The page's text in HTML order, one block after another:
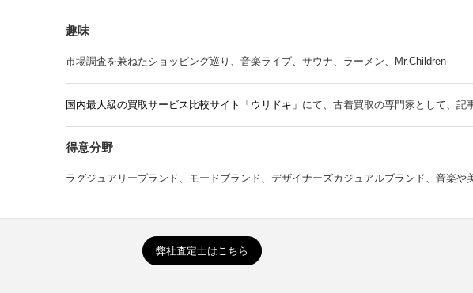
趣味
市場調査を兼ねたショッピング巡り、音楽ライブ、サウナ、ラーメン、Mr.Children
国内最大級の買取サービス比較サイト「ウリドキ」 にて、古着買取の専門家として、記
得意分野
ラグジュアリーブランド、モードブランド、デザイナーズカジュアルブランド、音楽や
弊社査定士はこちら